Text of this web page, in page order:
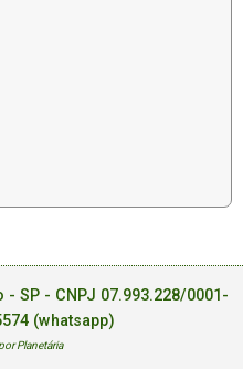
- SP - CNPJ 07.993.228/0001-
(whatsapp)
Planetária